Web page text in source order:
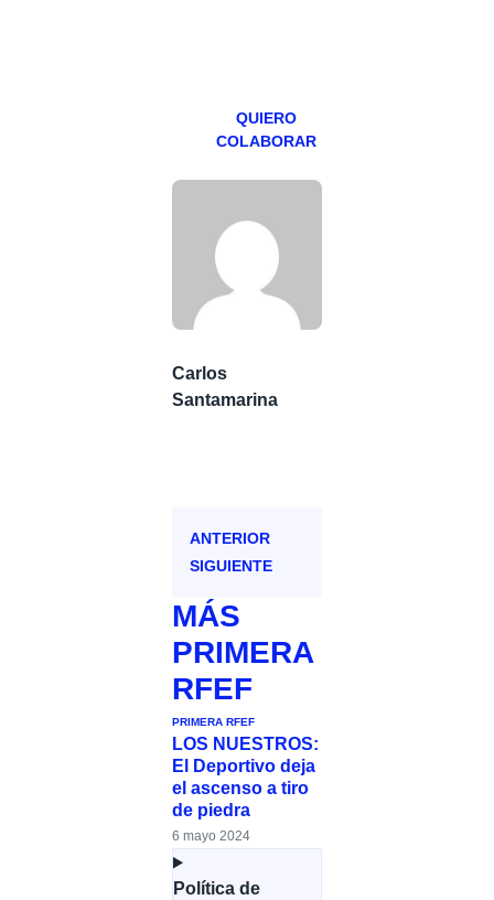
QUIERO
COLABORAR
Carlos
Santamarina
ANTERIOR
SIGUIENTE
MÁS
PRIMERA
RFEF
PRIMERA RFEF
LOS NUESTROS:
El Deportivo deja
el ascenso a tiro
de piedra
6 mayo 2024
Política de